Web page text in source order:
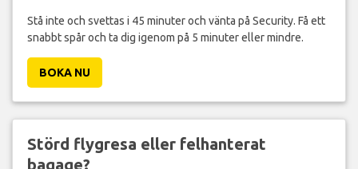
Stå inte och svettas i 45 minuter och vänta på Security. Få ett
snabbt spår och ta dig igenom på 5 minuter eller mindre.
BOKA NU
Störd flygresa eller felhanterat
bagage?